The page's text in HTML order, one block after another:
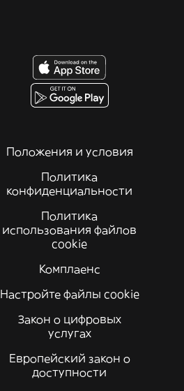
Положения и условия
Политика
конфиденциальности
Политика
использования файлов
cookie
Комплаенс
Настройте файлы cookie
Закон о цифровых
услугах
Европейский закон о
доступности